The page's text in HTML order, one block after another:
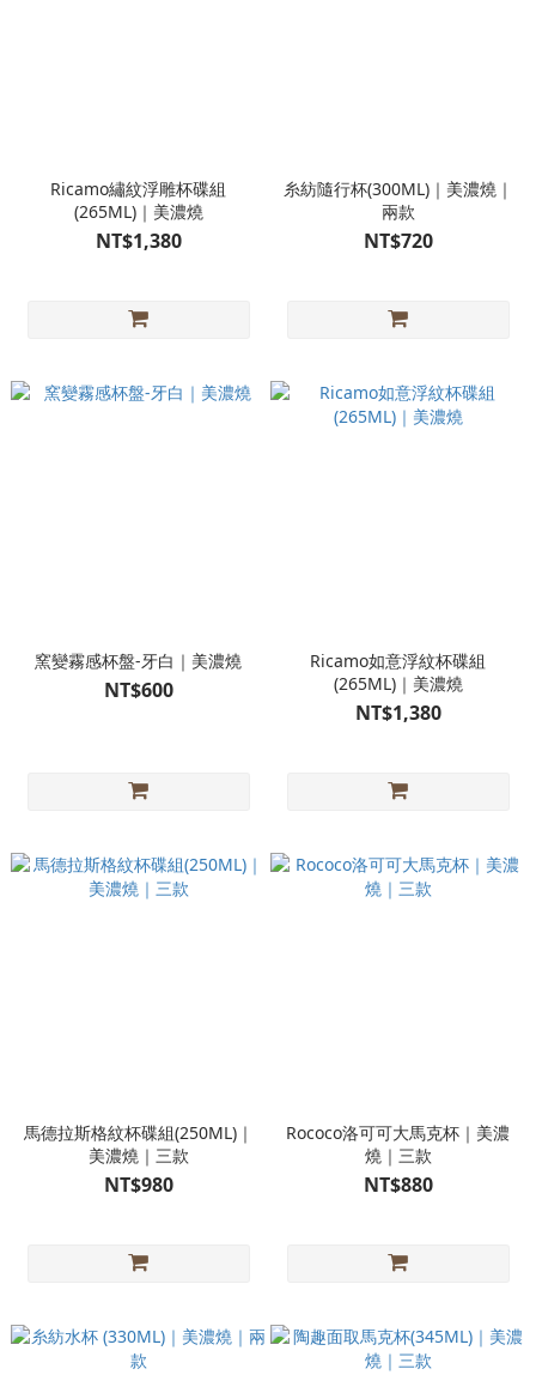
Ricamo繡紋浮雕杯碟組
(265ML)｜美濃燒
NT$1,380
糸紡隨行杯(300ML)｜美濃燒｜
兩款
NT$720
窯變霧感杯盤-牙白｜美濃燒
NT$600
Ricamo如意浮紋杯碟組
(265ML)｜美濃燒
NT$1,380
馬德拉斯格紋杯碟組(250ML)｜
美濃燒｜三款
NT$980
Rococo洛可可大馬克杯｜美濃
燒｜三款
NT$880